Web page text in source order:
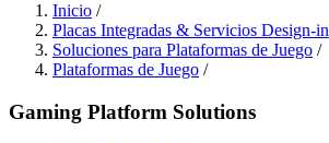
Inicio /
Placas Integradas & Servicios Design-in
Soluciones para Plataformas de Juego /
Plataformas de Juego /
Gaming Platform Solutions